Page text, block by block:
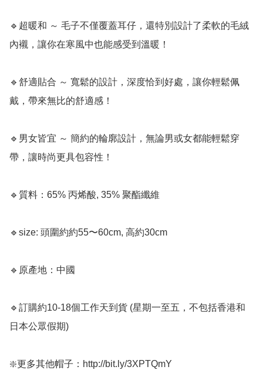
🔹超暖和 ～ 毛子不僅覆蓋耳仔，還特別設計了柔軟的毛絨
內襯，讓你在寒風中也能感受到溫暖！
🔹舒適貼合 ～ 寬鬆的設計，深度恰到好處，讓你輕鬆佩
戴，帶來無比的舒適感！
🔹男女皆宜 ～ 簡約的輪廓設計，無論男或女都能輕鬆穿
帶，讓時尚更具包容性！
🔹質料：65% 丙烯酸, 35% 聚酯纖維
🔹size: 頭圍約約55〜60cm, 高約30cm
🔹原產地：中國
🔹訂購約10-18個工作天到貨 (星期一至五，不包括香港和
日本公眾假期) ﻿
❇️更多其他帽子：http://bit.ly/3XPTQmY